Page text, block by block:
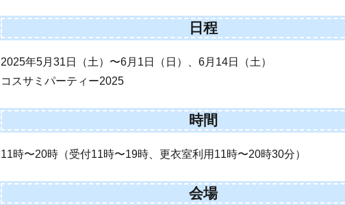
日程
2025年5月31日（土）〜6月1日（日）、6月14日（土）
コスサミパーティー2025
時間
11時〜20時（受付11時〜19時、更衣室利用11時〜20時30分）
会場